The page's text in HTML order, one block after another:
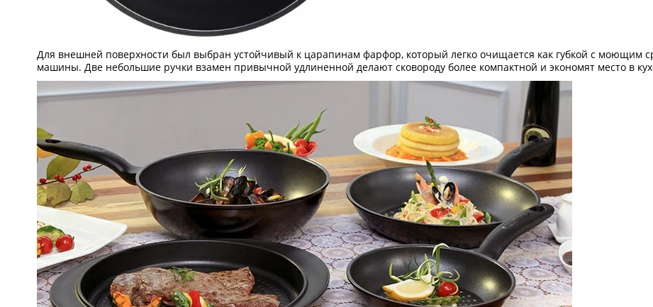
Для внешней поверхности был выбран устойчивый к царапинам фарфор, который легко очищается как губкой с моющим
машины. Две небольшие ручки взамен привычной удлиненной делают сковороду более компактной и экономят место в